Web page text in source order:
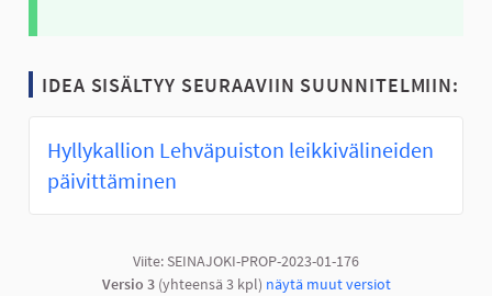
IDEA SISÄLTYY SEURAAVIIN SUUNNITELMIIN:
Hyllykallion Lehväpuiston leikkivälineiden
päivittäminen
Viite: SEINAJOKI-PROP-2023-01-176
Versio 3(yhteensä 3 kpl) näytä muut versiot